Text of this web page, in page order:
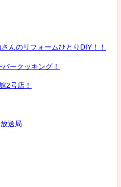
んのリフォームひとりDIY！！
ークッキング！
2号店！
送局